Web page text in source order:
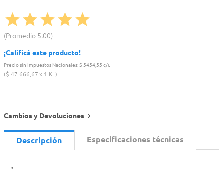
Promedio 5.00
¡Calificá este producto!
Precio sin Impuestos Nacionales:$ 5454,55 c/u
$ 47.666,67 1 K.
Cambios y Devoluciones
Descripción Especificaciones técnicas
"